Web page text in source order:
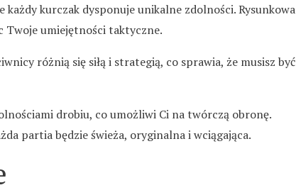
kurczak dysponuje unikalne zdolności. Rysunkowa
Twoje umiejętności taktyczne.
różnią się siłą i strategią, co sprawia, że musisz być
drobiu, co umożliwi Ci na twórczą obronę.
partia będzie świeża, oryginalna i wciągająca.